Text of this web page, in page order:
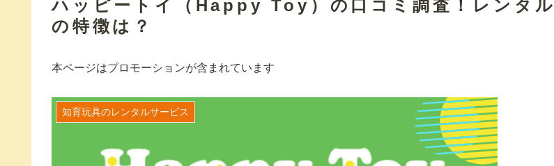
ハッピートイ（Happy Toy）の口コミ調査！レンタ
の特徴は？
本ページはプロモーションが含まれています
知育玩具のレンタルサービス